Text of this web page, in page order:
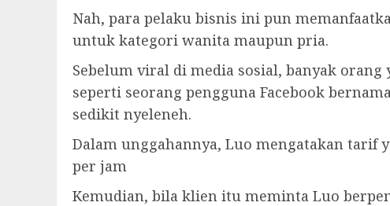
Nah, para pelaku bisnis ini pun
untuk kategori wanita maupun pria.
Sebelum viral di media sosial, banyak
seperti seorang pengguna Facebook
sedikit nyeleneh.
Dalam unggahannya, Luo mengatakan tarif
per jam
Kemudian, bila klien itu meminta Luo